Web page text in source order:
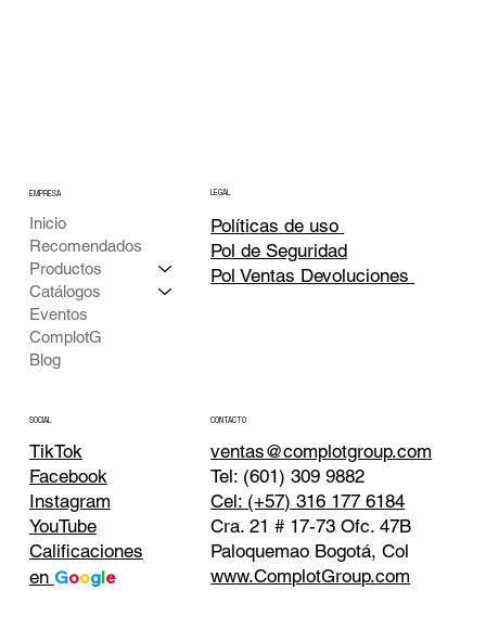
EMPRESA
Inicio
Recomendados
Productos
Catálogos
Eventos
ComplotG
Blog
LEGAL
Políticas de uso
Pol de Seguridad
Pol Ventas Devoluciones
SOCIAL
TikTok
Facebook
Instagram
YouTube
Calificaciones
en Google
CONTACTO
ventas@complotgroup.com
Tel: (601) 309 9882
Cel: (+57) 316 177 6184
Cra. 21 # 17-73 Ofc. 47B
Paloquemao Bogotá, Col
www.ComplotGroup.com